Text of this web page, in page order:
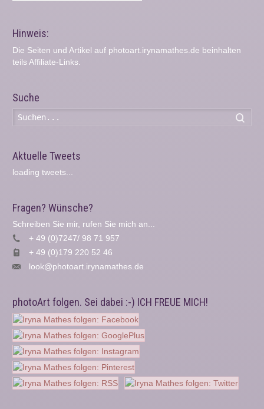
Hinweis:
Die Seiten und Artikel auf photoart.irynamathes.de beinhalten
teils Affiliate-Links.
Suche
Aktuelle Tweets
loading tweets...
Fragen? Wünsche?
Schreiben Sie mir, rufen Sie mich an...
+ 49 (0)7247/ 98 71 957
+ 49 (0)179 220 52 46
look@photoart.irynamathes.de
photoArt folgen. Sei dabei :-) ICH FREUE MICH!